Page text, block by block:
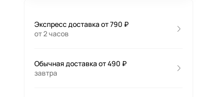
Экспресс доставка от 790 ₽
от 2 часов
Обычная доставка от 490 ₽
завтра